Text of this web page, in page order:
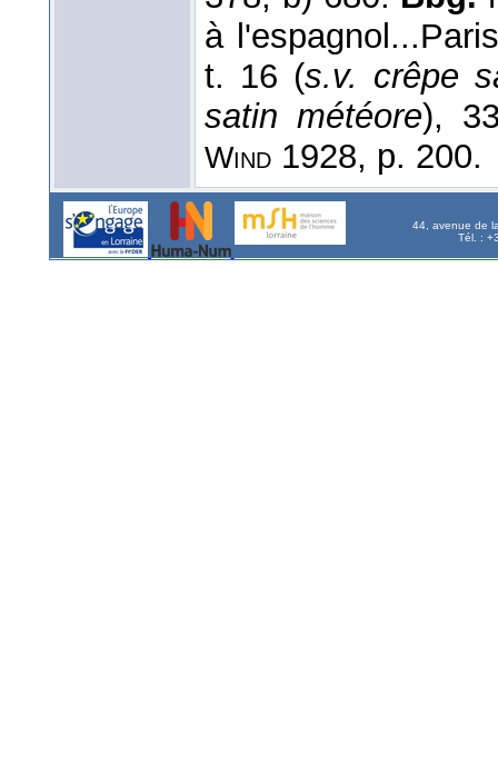
à
t. 16 (s.v. crêpe
satin météore),
Wind 1928, p. 200.
44, avenue de
Tél. :